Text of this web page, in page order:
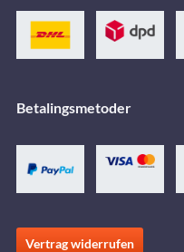
Betalingsmetoder
Vertrag widerrufen